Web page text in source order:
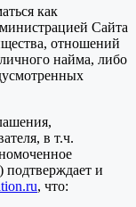
как
Сайта
отношений
найма, либо
в т.ч.
подтверждает и
, что: